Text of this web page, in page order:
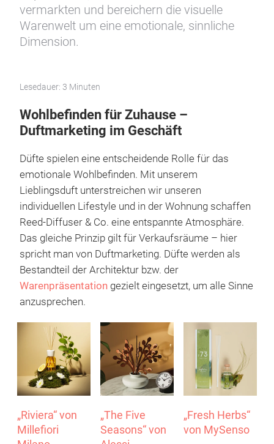
ganzheitlichen Wohlbefindens. Ob
Duftkerzen, Diffuser oder Sprays – das
breite Sortiment passt perfekt zum
Düfte eignen sich ideal als Geschenk- und
vermarkten und bereichern die visuelle
Warenwelt um eine emotionale, sinnliche
Dimension.
Lesedauer: 3 Minuten
Wohlbefinden für Zuhause –
Duftmarketing im Geschäft
Düfte spielen eine entscheidende Rolle für das
emotionale Wohlbefinden. Mit unserem
Lieblingsduft unterstreichen wir unseren
Reed-Diffuser & Co. eine entspannte Atmosphäre.
Das gleiche Prinzip gilt für Verkaufsräume – hier
spricht man von Duftmarketing. Düfte werden als
Bestandteil der Architektur bzw. der
Warenpräsentationgezielt eingesetzt, um alle Sinne
anzusprechen.